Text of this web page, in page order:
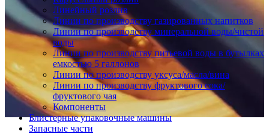
Линейный розлив
Линии по производству газированных напитков
Линии по производству минеральной воды/чистой
воды
Линии по производству питьевой воды в бутылках
емкостью 5 галлонов
Линии по производству уксуса/масла/вина
Линии по производству фруктового сока/
фруктового чая
Компоненты
Блистерные упаковочные машины
Запасные части